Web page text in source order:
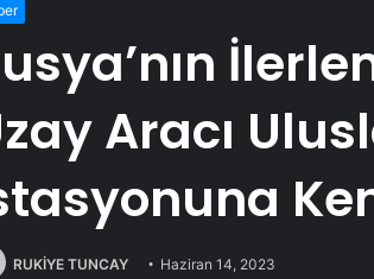
Aracı
RUKİYE TUNCAY Haziran 14, 2023